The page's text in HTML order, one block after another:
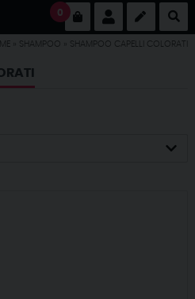
0
SHAMPOO SHAMPOO CAPELLI COLORATI